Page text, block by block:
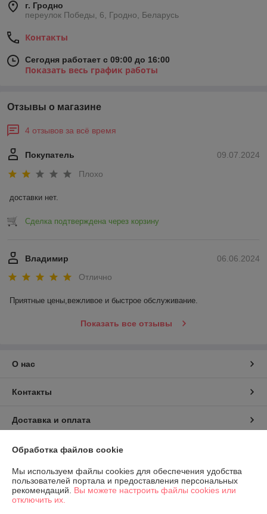
г. Гродно
переулок Победы, 6, Гродно, Беларусь
Контакты
Сегодня работает с 09:00 до 16:00
Показать весь график работы
Отзывы о магазине
4 отзывов за всё время
09.07.2024
Покупатель
Плохо
доставки нет.
Сделка подтверждена через корзину
06.06.2024
Владимир
Отлично
Приятные цены,вежливое и быстрое обслуживание.
Показать все отзывы
О нас
Контакты
Доставка и оплата
График работы
Полная версия сайта
Политика обработки cookies
Обработка файлов cookie
Мы используем файлы cookies для обеспечения удобства
пользователей портала и предоставления персональных
рекомендаций. Вы можете настроить файлы cookies или
отключить их.